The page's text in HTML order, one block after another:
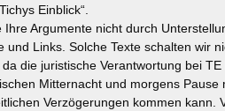
Einblick“.
Ihre Argumente nicht durch
und Links. Solche Texte schalten wir
die juristische Verantwortung bei
Mitternacht und morgens Pause
Verzögerungen kommen kann.